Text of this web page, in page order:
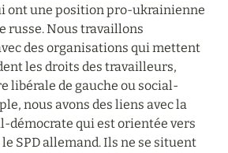
ont une position pro-ukrainienne
russe. Nous travaillons
des organisations qui mettent
les droits des travailleurs,
libérale de gauche ou social-
nous avons des liens avec la
démocrate qui est orientée vers
SPD allemand. Ils ne se situent